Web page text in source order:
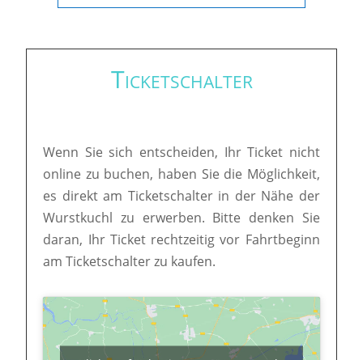
Ticketschalter
Wenn Sie sich entscheiden, Ihr Ticket nicht
online zu buchen, haben Sie die Möglichkeit,
es direkt am Ticketschalter in der Nähe der
Wurstkuchl zu erwerben. Bitte denken Sie
daran, Ihr Ticket rechtzeitig vor Fahrtbeginn
am Ticketschalter zu kaufen.